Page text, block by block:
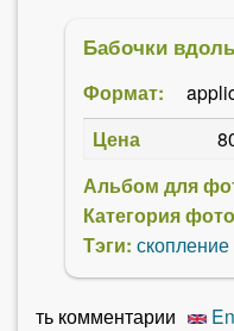
Бабочки
Формат:
Цена
Альбом для
Категория
Тэги:
ть комментарии